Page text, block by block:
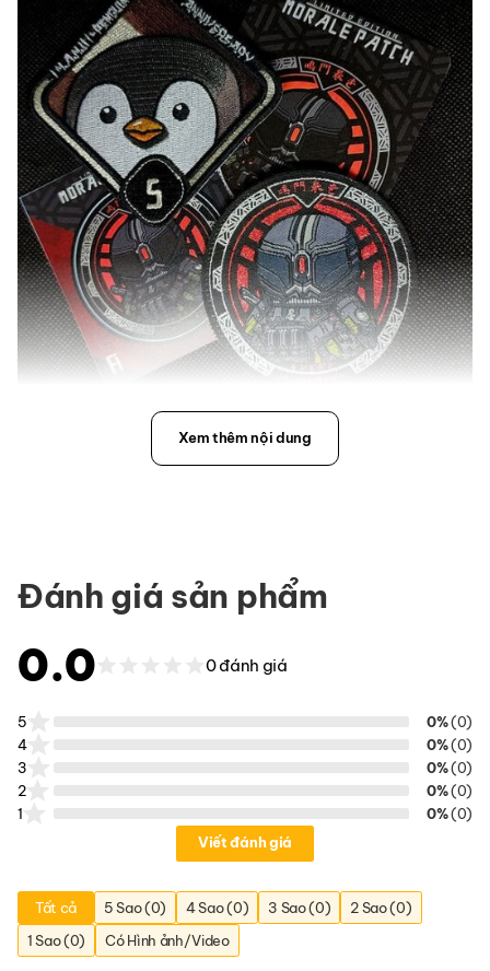
Xem thêm nội dung
Đánh giá sản phẩm
0.0 0 đánh giá
5 0%(0)
4
0%(0)
3
0%(0)
2
0%(0)
1
0%(0)
Viết đánh giá
Tất cả 5 Sao (0) 4 Sao (0) 3 Sao (0)
2 Sao (0)
1 Sao (0)
Có Hình ảnh/Video